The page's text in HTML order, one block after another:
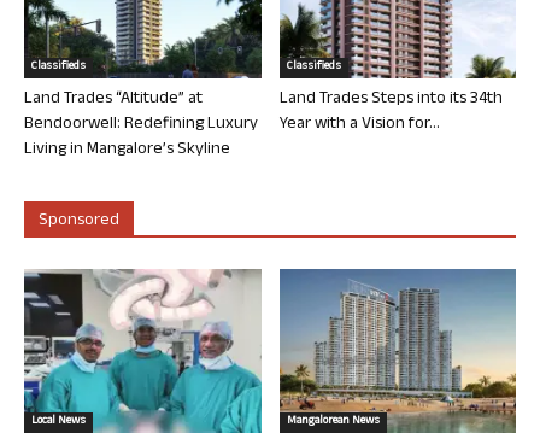
Classifieds
Land Trades “Altitude” at
Bendoorwell: Redefining Luxury
Living in Mangalore’s Skyline
Classifieds
Land Trades Steps into its 34th
Year with a Vision for...
Sponsored
Local News Mangalorean News